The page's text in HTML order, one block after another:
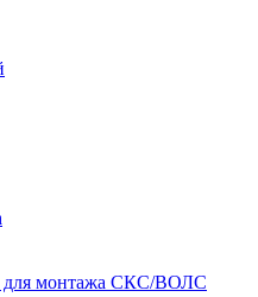
для монтажа СКС/ВОЛС